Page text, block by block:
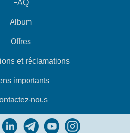
FAQ
Album
Offres
et réclamations
importants
nous